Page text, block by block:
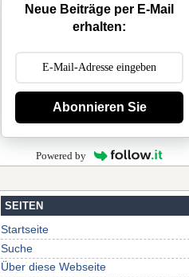
Neue Beiträge per E-Mail
erhalten:
Abonnieren Sie
Powered by
SEITEN
Startseite
Suche
Über diese Webseite